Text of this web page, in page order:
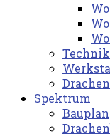
Technik
Spektrum
Bauplan